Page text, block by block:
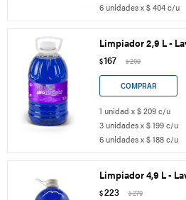
6 unidades x $ 404 c/u
Limpiador 2,9 L -
$167 $209
1 unidad x $ 209 c/u
3 unidades x $ 199 c/u
6 unidades x $ 188 c/u
Limpiador 4,9 L -
$223 $279